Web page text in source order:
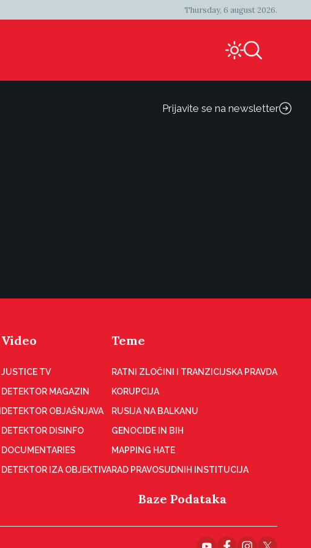
Thursday, 6 august 2026.
Prijavite se na newsletter
Video
JUSTICE TV
DETEKTOR MAGAZIN
DETEKTOR OBJAŠNJAVA
DETEKTOR DISINFO
DOCUMENTARIES
DETEKTOR IZA OBJEKTIVA
Teme
RATNI ZLOČINI I TRANZICIJSKA PRAVDA
KORUPCIJA
RUSIJA NA BALKANU
GENOCIDE IN BIH
MAPPING HATE
RAD PRAVOSUDNIH INSTITUCIJA
Baze Podataka